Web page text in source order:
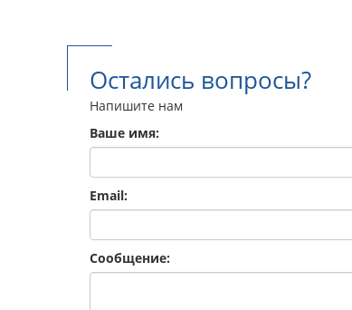
Остались вопросы?
Напишите нам
Ваше имя:
Email:
Сообщение: